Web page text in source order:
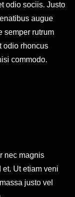
odio sociis. Justo
augue
semper rutrum
odio rhoncus
commodo.
nec magnis
Ut etiam veni
justo vel